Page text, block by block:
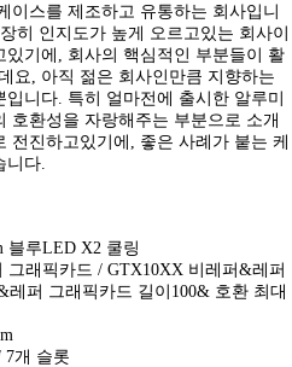
이스를 제조하고 유통하는 회사입니
히 인지도가 높게 오르고있는 회사이
있기에, 회사의 핵심적인 부분들이 활
요, 아직 젊은 회사인만큼 지향하는
니다. 특히 얼마전에 출시한 알루미
호환성을 자랑해주는 부분으로 소개
전진하고있기에, 좋은 사례가 붙는 케
니다.
블루LED X2 쿨링
래픽카드 / GTX10XX 비레퍼&레퍼
퍼 그래픽카드 길이100& 호환 최대
7개 슬롯